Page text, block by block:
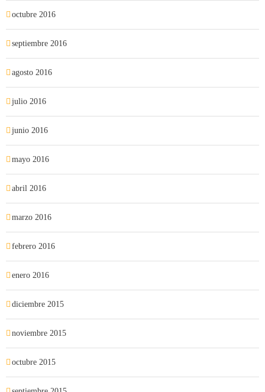
octubre 2016
septiembre 2016
agosto 2016
julio 2016
junio 2016
mayo 2016
abril 2016
marzo 2016
febrero 2016
enero 2016
diciembre 2015
noviembre 2015
octubre 2015